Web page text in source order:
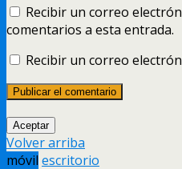
Recibir un correo
comentarios a esta entrada.
Recibir un correo
Aceptar
Volver arriba
móvil escritorio